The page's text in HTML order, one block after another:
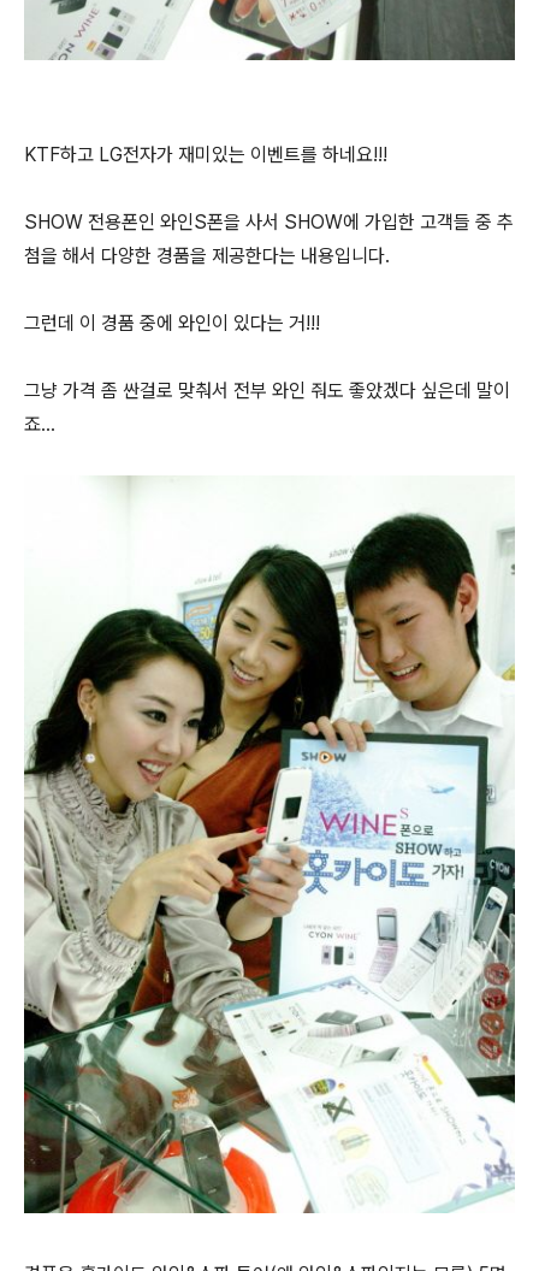
KTF하고 LG전자가 재미있는 이벤트를 하네요!!!
SHOW 전용폰인 와인S폰을 사서 SHOW에 가입한 고객들 중 추
첨을 해서 다양한 경품을 제공한다는 내용입니다.
그런데 이 경품 중에 와인이 있다는 거!!!
그냥 가격 좀 싼걸로 맞춰서 전부 와인 줘도 좋았겠다 싶은데 말이
죠...